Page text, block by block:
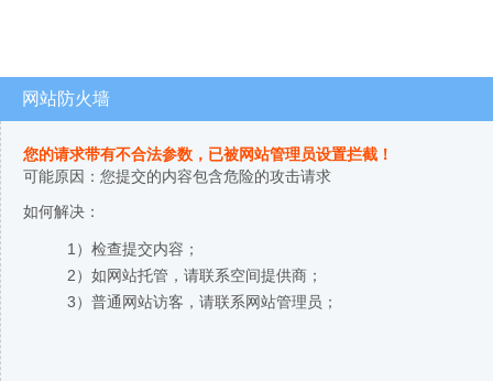
网站防火墙
您的请求带有不合法参数，已被网站管理员设置拦截！
可能原因：您提交的内容包含危险的攻击请求
如何解决：
1）检查提交内容；
2）如网站托管，请联系空间提供商；
3）普通网站访客，请联系网站管理员；